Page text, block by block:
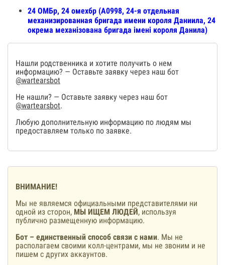
24 ОМБр, 24 омехбр (А0998, 24-я отдельная
механизированная бригада имени короля Даниила, 24
окрема механізована бригада імені короля Данила)
Нашли родственника и хотите получить о нем
информацию? — Оставьте заявку через наш бот
@wartearsbot
Не нашли? — Оставьте заявку через наш бот
@wartearsbot.
Любую дополнительную информацию по людям мы
предоставляем только по заявке.
ВНИМАНИЕ!
Мы не являемся официальными представителями ни
одной из сторон, МЫ ИЩЕМ ЛЮДЕЙ, используя
публично размещенную информацию.
Бот – единственный способ связи с нами. Мы не
располагаем своими колл-центрами, мы не звоним и не
пишем с других аккаунтов.